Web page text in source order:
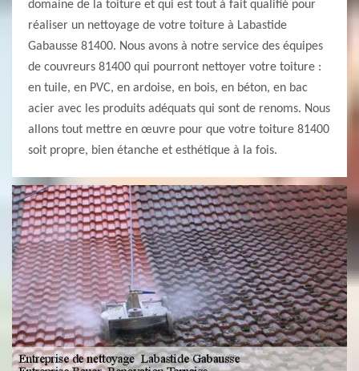
domaine de la toiture et qui est tout à fait qualifié pour
réaliser un nettoyage de votre toiture à Labastide
Gabausse 81400. Nous avons à notre service des équipes
de couvreurs 81400 qui pourront nettoyer votre toiture :
en tuile, en PVC, en ardoise, en bois, en béton, en bac
acier avec les produits adéquats qui sont de renoms. Nous
allons tout mettre en œuvre pour que votre toiture 81400
soit propre, bien étanche et esthétique à la fois.